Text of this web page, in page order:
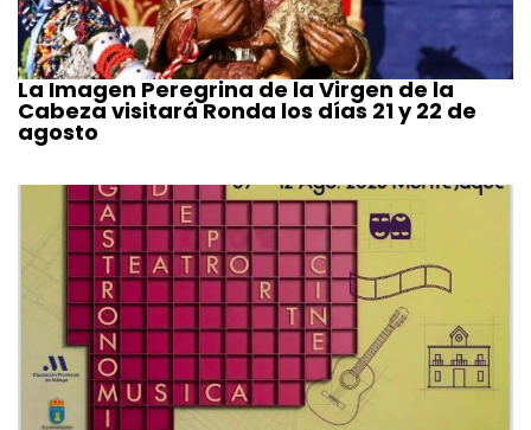
La Imagen Peregrina de la Virgen de la
Cabeza visitará Ronda los días 21 y 22 de
agosto